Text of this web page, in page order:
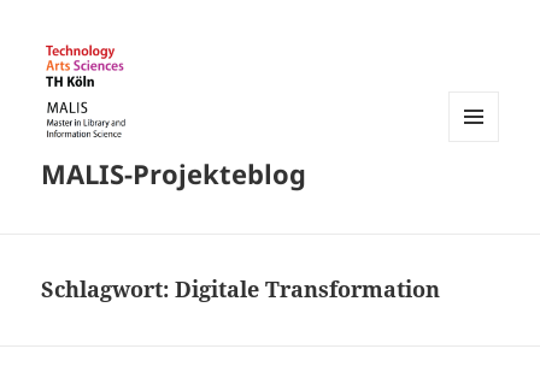
MALIS-Projekteblog
Schlagwort:Digitale Transformation